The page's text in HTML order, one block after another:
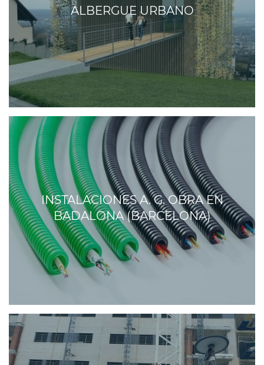
ALBERGUE URBANO
INSTALACIONES A. G. OBRA EN
BADALONA (BARCELONA)